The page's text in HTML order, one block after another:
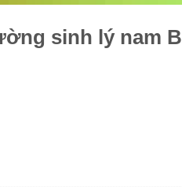
sinh lý nam